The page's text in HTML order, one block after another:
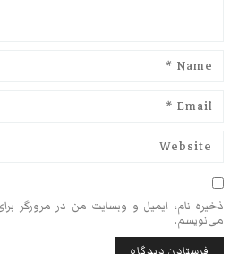
ذخیره نام، ایمیل و وبسایت من در مرورگر
می‌نویسم.